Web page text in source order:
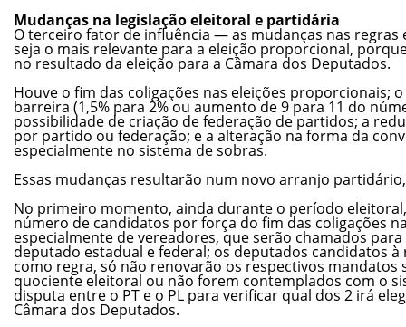
Mudanças na legislação eleitoral e partidária
O terceiro fator de influência — as mudanças nas
seja o mais relevante para a eleição proporcional,
no resultado da eleição para a Câmara dos Deputados.
Houve o fim das coligações nas eleições proporcionais;
barreira (1,5% para 2% ou aumento de 9 para 11 do
possibilidade de criação de federação de partidos; a
por partido ou federação; e a alteração na forma da
especialmente no sistema de sobras.
Essas mudanças resultarão num novo arranjo
No primeiro momento, ainda durante o período
número de candidatos por força do fim das coligações
especialmente de vereadores, que serão chamados
deputado estadual e federal; os deputados candidatos à
como regra, só não renovarão os respectivos
quociente eleitoral ou não forem contemplados com o
disputa entre o PT e o PL para verificar qual dos 2 irá
Câmara dos Deputados.